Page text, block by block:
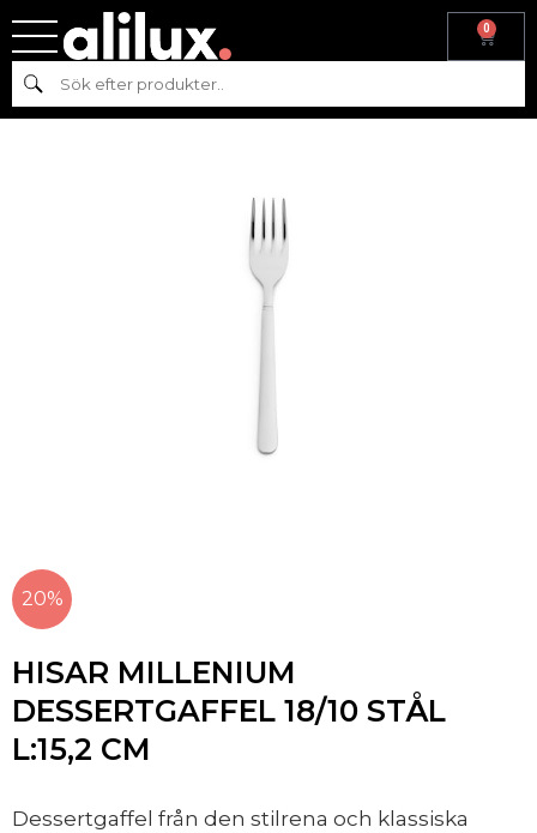
0
Sök
Hem
DESSERTGAFFEL 18/10 STÅL L:15,2 CM
20%
HISAR MILLENIUM
DESSERTGAFFEL 18/10 STÅL
L:15,2 CM
Dessertgaffel från den stilrena och klassiska